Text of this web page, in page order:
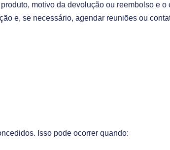
motivo da devolução ou reembolso e
e, se necessário, agendar reuniões ou
Isso pode ocorrer quando: